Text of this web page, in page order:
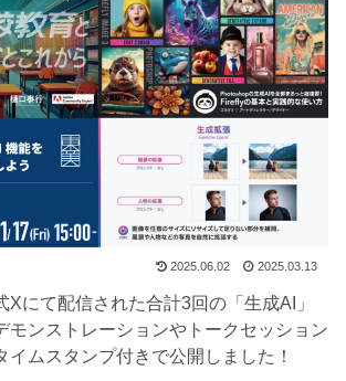
2025.06.02 2025.03.13
Xにて配信された合計3回の「生成AI」
モンストレーションやトークセッション
イムスタンプ付きで公開しました！